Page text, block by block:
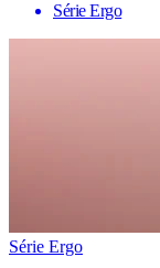
Série Ergo
Série Ergo